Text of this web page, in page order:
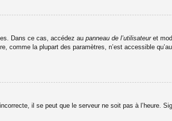
Dans ce cas, accédez au panneau de l’utilisateuret
la plupart des paramètres, n’est accessible
il se peut que le serveur ne soit pas à l’heure.